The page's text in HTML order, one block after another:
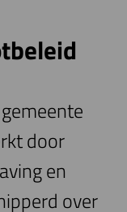
door
en
over